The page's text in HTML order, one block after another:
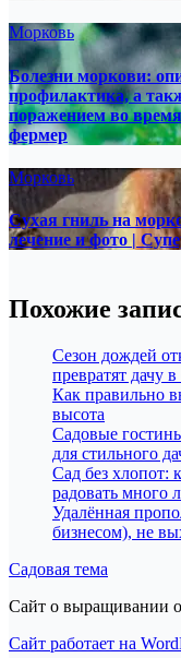
Морковь
Болезни моркови:
профилактика, а
поражением во
фермер
Морковь
Сухая гниль на
лечение и фото |
Похожие
Сезон дождей
превратят дачу
Как правильно
высота
Садовые
для стильного
Сад без хлопот:
радовать много
Удалённая
бизнесом), не
Садовая тема
Сайт о выращивании
Сайт работает на